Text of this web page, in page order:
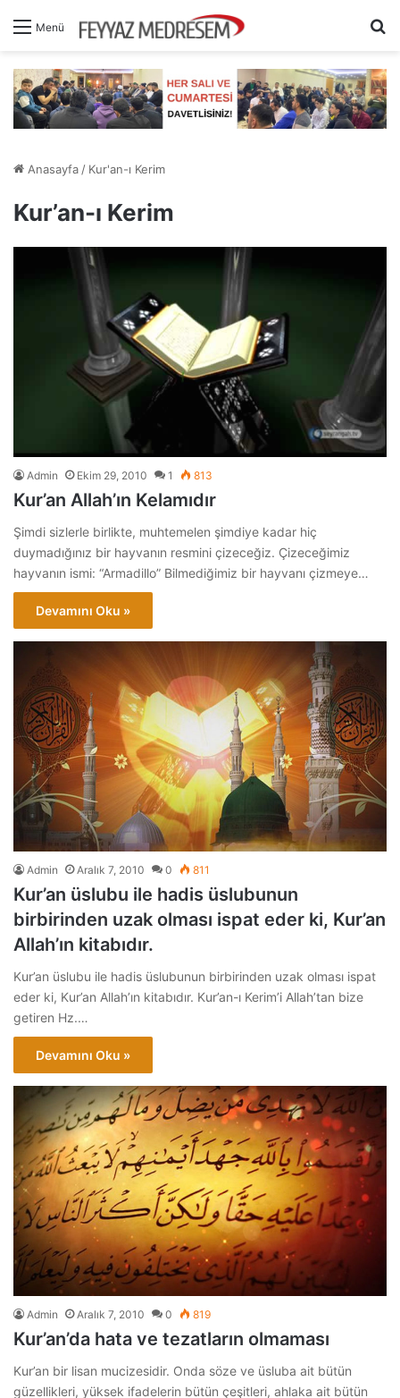
Menü
Anasayfa / Kur'an-ı Kerim
Kur’an-ı Kerim
Admin Ekim 29, 2010 1 813
Kur’an Allah’ın Kelamıdır
Şimdi sizlerle birlikte, muhtemelen şimdiye kadar hiç
duymadığınız bir hayvanın resmini çizeceğiz. Çizeceğimiz
hayvanın ismi: “Armadillo” Bilmediğimiz bir hayvanı çizmeye…
Devamını Oku »
Admin Aralık 7, 2010 0 811
Kur’an üslubu ile hadis üslubunun
birbirinden uzak olması ispat eder ki, Kur’an
Allah’ın kitabıdır.
Kur’an üslubu ile hadis üslubunun birbirinden uzak olması ispat
eder ki, Kur’an Allah’ın kitabıdır. Kur’an-ı Kerim’i Allah’tan bize
getiren Hz.…
Devamını Oku »
Admin Aralık 7, 2010 0 819
Kur’an’da hata ve tezatların olmaması
Kur’an bir lisan mucizesidir. Onda söze ve üsluba ait bütün
güzellikleri, yüksek ifadelerin bütün çeşitleri, ahlaka ait bütün